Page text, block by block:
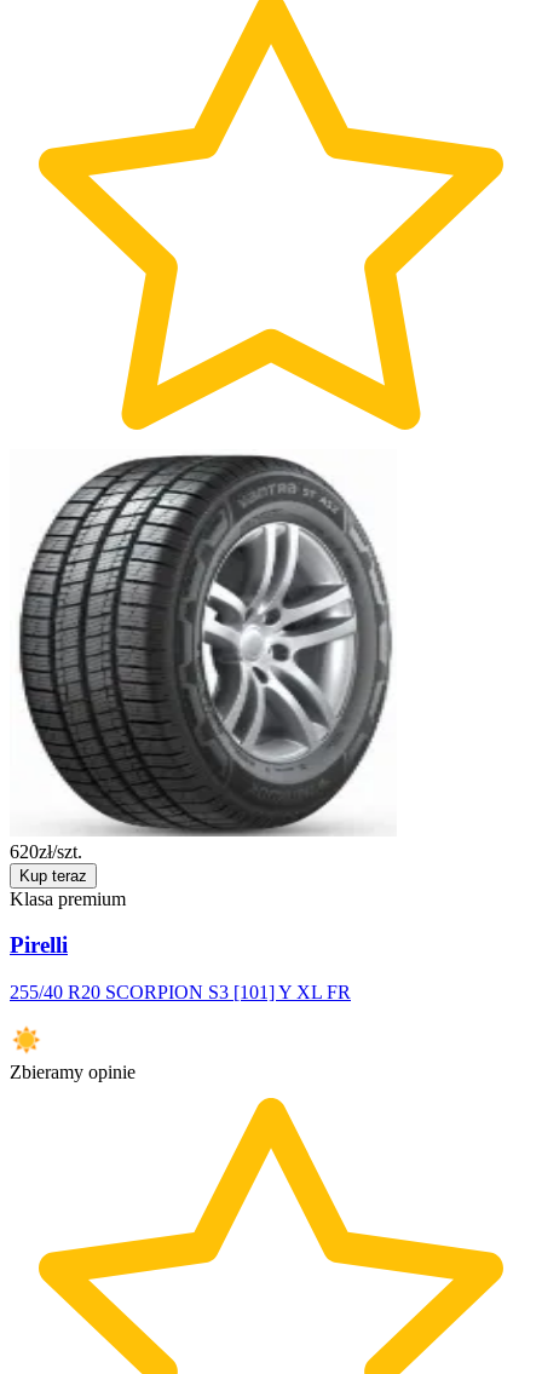
620zł/szt.
Kup teraz
Klasa premium
Pirelli
255/40 R20 SCORPION S3 [101] Y XL FR
Zbieramy opinie